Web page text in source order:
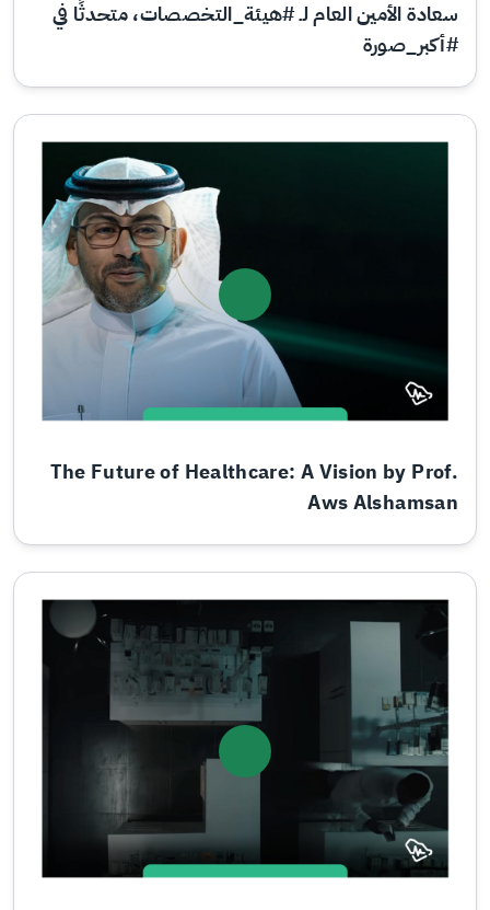
سعادة الأمين العام لـ #هيئة_التخصصات، متحدثًا في
#أكبر_صورة
The Future of Healthcare: A Vision by Prof.
Aws Alshamsan